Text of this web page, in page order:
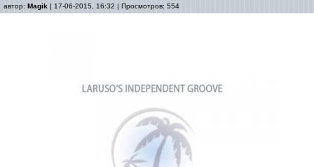
автор: Magik | 17-06-2015, 16:32 | Просмотров: 554